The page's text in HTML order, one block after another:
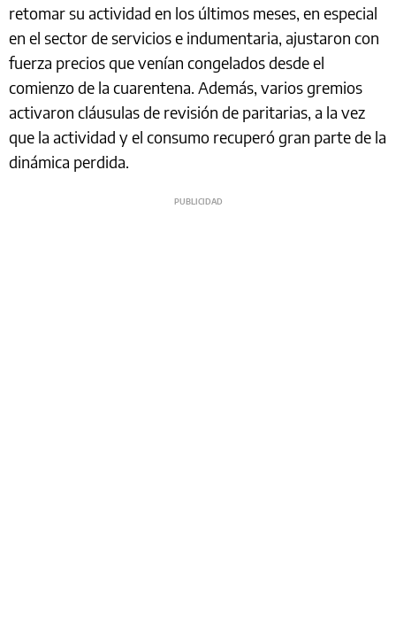
retomar su actividad en los últimos meses, en especial
en el sector de servicios e indumentaria, ajustaron con
fuerza precios que venían congelados desde el
comienzo de la cuarentena. Además, varios gremios
activaron cláusulas de revisión de paritarias, a la vez
que la actividad y el consumo recuperó gran parte de la
dinámica perdida.